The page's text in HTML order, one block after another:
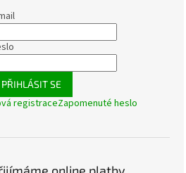
PŘIHLÁSIT SE
registraceZapomenuté heslo